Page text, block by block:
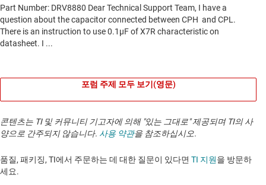
포럼 주제 모두 보기(영문)
콘텐츠는 TI 및 커뮤니티 기고자에 의해 "있는 그대로" 제공되며 TI의 사
양으로 간주되지 않습니다. 사용 약관을 참조하십시오.
품질, 패키징, TI에서 주문하는 데 대한 질문이 있다면 TI 지원을 방문하
세요. ​​​​​​​​​​​​​​